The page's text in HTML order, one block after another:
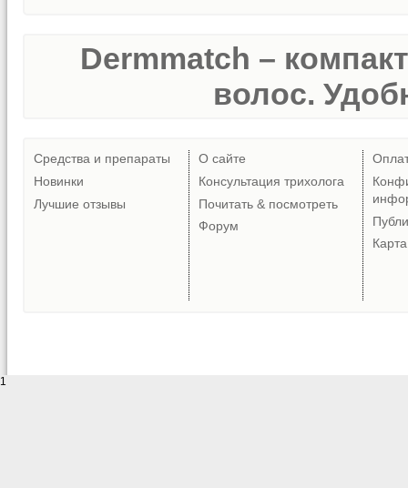
Dermmatch –
волос.
Средства и препараты
Новинки
Лучшие отзывы
О сайте
Консультация трихолога
Почитать & посмотреть
Форум
1